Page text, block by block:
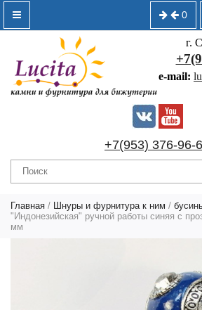
0
г.
e-mail:
+7(953) 376-96-
Главная / Шнуры и фурнитура к ним /
"Индонезийская" ручной работы синяя с
мм